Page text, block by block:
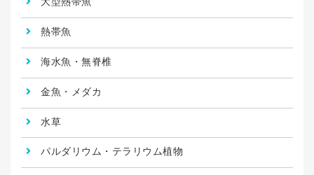
熱帯魚
海水魚・無脊椎
金魚・メダカ
水草
パルダリウム・テラリウム植物